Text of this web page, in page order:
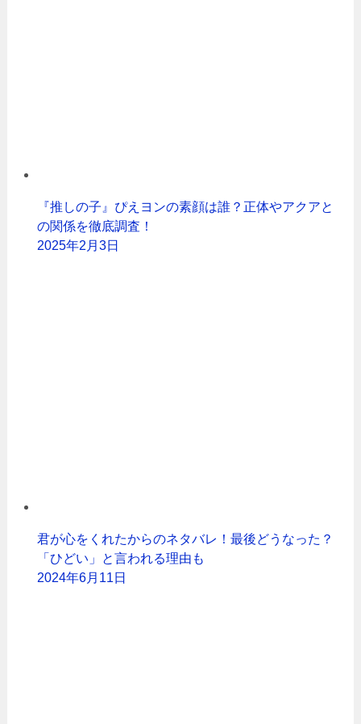
『推しの子』ぴえヨンの素顔は誰？正体やアクアと
の関係を徹底調査！
2025年2月3日
君が心をくれたからのネタバレ！最後どうなった？
「ひどい」と言われる理由も
2024年6月11日